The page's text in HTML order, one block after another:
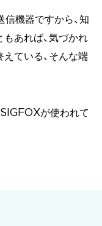
機器ですから、知
あれば、気づかれ
ている、そんな端
が使われて